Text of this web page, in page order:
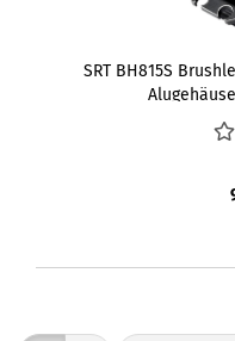
SRT BH815S